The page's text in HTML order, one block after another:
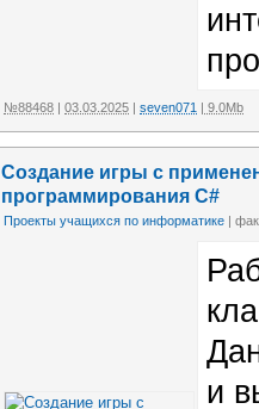
№88468 03.03.2025 seven071 | 9.0Mb
Создание игры с
программирования C#
Проекты учащихся по информатике |
и